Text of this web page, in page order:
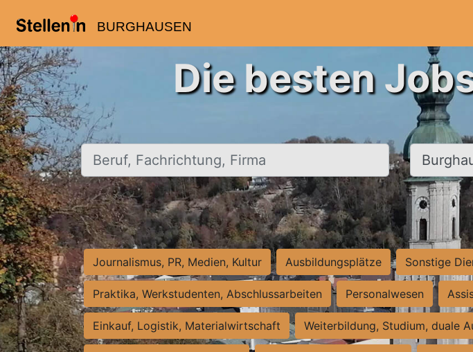
BURGHAUSEN
Die besten
Beruf, Fachrichtung, Firma Ort, Stadt
Journalismus, PR, Medien, Kultur Ausbildungsplätze Sonstige
Praktika, Werkstudenten, Abschlussarbeiten Personalwesen
Einkauf, Logistik, Materialwirtschaft Weiterbildung, Studium, duale